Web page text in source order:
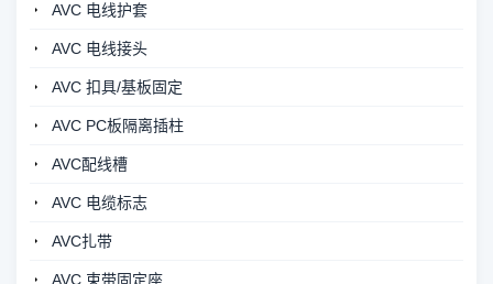
AVC 电线护套
AVC 电线接头
AVC 扣具/基板固定
AVC PC板隔离插柱
AVC配线槽
AVC 电缆标志
AVC扎带
AVC 束带固定座